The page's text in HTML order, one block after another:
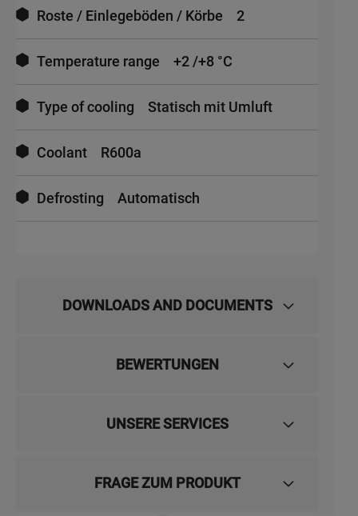
Roste / Einlegeböden / Körbe 2
Temperature range +2 /+8 °C
Type of cooling Statisch mit Umluft
Coolant R600a
Defrosting Automatisch
DOWNLOADS AND DOCUMENTS
BEWERTUNGEN
UNSERE SERVICES
FRAGE ZUM PRODUKT